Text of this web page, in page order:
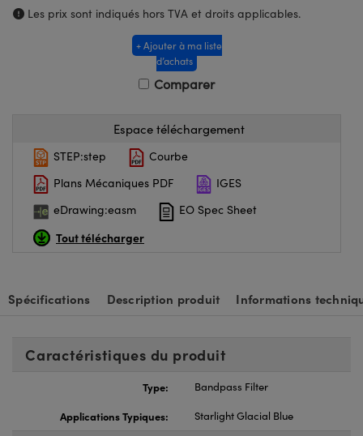
Les prix sont indiqués hors TVA et droits applicables.
+ Ajouter à ma liste
d’achats
Comparer
Espace téléchargement
STEP:step
Courbe
Plans Mécaniques PDF
IGES
eDrawing:easm
EO Spec Sheet
Tout télécharger
Spécifications Description produit Informations
Caractéristiques du produit
Type:
Bandpass Filter
Applications Typiques:
Starlight Glacial Blue